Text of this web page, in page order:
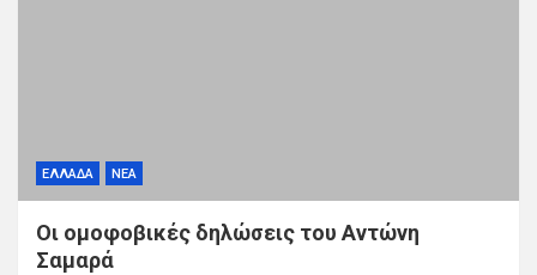
ΕΛΛΑΔΑ ΝΕΑ
Οι ομοφοβικές δηλώσεις του Αντώνη
Σαμαρά